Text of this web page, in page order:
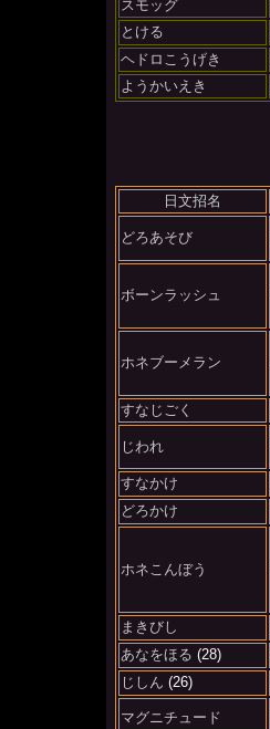
スモッグ
とける
ヘドロこうげき
ようかいえき
日文招名
どろあそび
ボーンラッシュ
ホネブーメラン
すなじごく
じわれ
すなかけ
どろかけ
ホネこんぼう
まきびし
あなをほる (28)
じしん (26)
マグニチュード